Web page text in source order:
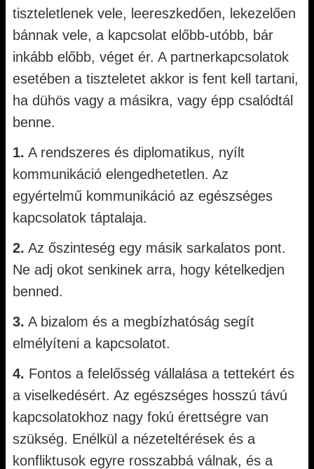
tiszteletlenek vele, leereszkedően, lekezelően
bánnak vele, a kapcsolat előbb-utóbb, bár
inkább előbb, véget ér. A partnerkapcsolatok
esetében a tiszteletet akkor is fent kell tartani,
ha dühös vagy a másikra, vagy épp csalódtál
benne.
1. A rendszeres és diplomatikus, nyílt
kommunikáció elengedhetetlen. Az
egyértelmű kommunikáció az egészséges
kapcsolatok táptalaja.
2. Az őszinteség egy másik sarkalatos pont.
Ne adj okot senkinek arra, hogy kételkedjen
benned.
3. A bizalom és a megbízhatóság segít
elmélyíteni a kapcsolatot.
4. Fontos a felelősség vállalása a tettekért és
a viselkedésért. Az egészséges hosszú távú
kapcsolatokhoz nagy fokú érettségre van
szükség. Enélkül a nézeteltérések és a
konfliktusok egyre rosszabbá válnak, és a